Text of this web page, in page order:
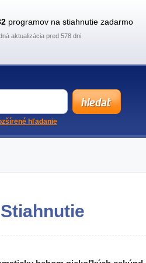
programov na stiahnutie zadarmo
aktualizácia pred 578 dni
hľadanie